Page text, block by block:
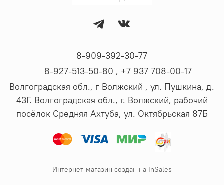
8-909-392-30-77
8-927-513-50-80 , ‪+7 937 708-00-17
Волгоградская обл., г Волжский , ул. Пушкина, д.
43Г. Волгоградская обл., г. Волжский, рабочий
посёлок Средняя Ахтуба, ул. Октябрьская 87Б
Интернет-магазин создан на InSales